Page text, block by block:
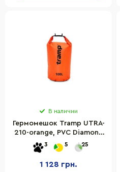
В наличии
Гермомешок Tramp UTRA-
210-orange, PVC Diamond
Ripstop 100 л
3 5 25
1 128 грн.